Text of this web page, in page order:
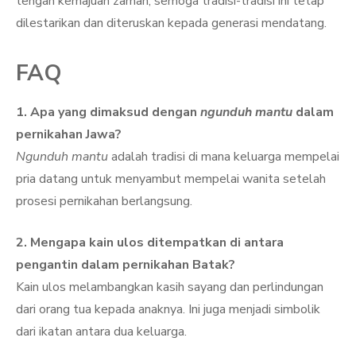
dilestarikan dan diteruskan kepada generasi mendatang.
FAQ
1. Apa yang dimaksud dengan ngunduh mantu dalam
pernikahan Jawa?
Ngunduh mantuadalah tradisi di mana keluarga mempelai
pria datang untuk menyambut mempelai wanita setelah
prosesi pernikahan berlangsung.
2. Mengapa kain ulos ditempatkan di antara
pengantin dalam pernikahan Batak?
Kain ulos melambangkan kasih sayang dan perlindungan
dari orang tua kepada anaknya. Ini juga menjadi simbolik
dari ikatan antara dua keluarga.